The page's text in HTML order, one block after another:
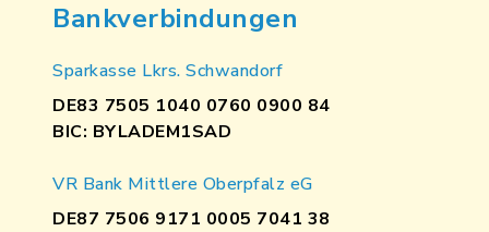
Bankverbindungen
Sparkasse Lkrs. Schwandorf
DE83 7505 1040 0760 0900 84
BIC: BYLADEM1SAD
VR Bank Mittlere Oberpfalz eG
DE87 7506 9171 0005 7041 38